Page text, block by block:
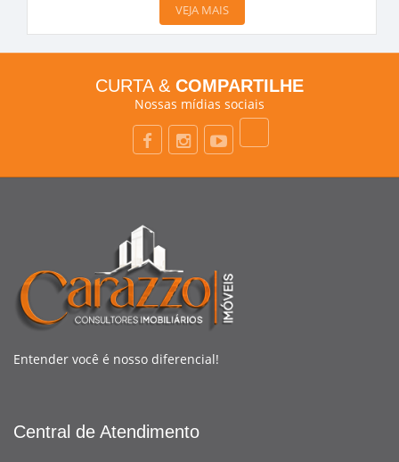
VEJA MAIS
CURTA & COMPARTILHE
Nossas mídias sociais
Entender você é nosso diferencial!
Central de Atendimento